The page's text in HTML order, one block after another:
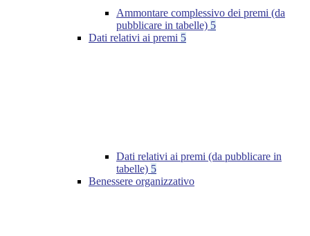
Ammontare complessivo dei premi (da
pubblicare in tabelle) 5
Dati relativi ai premi 5
Dati relativi ai premi (da pubblicare in
tabelle) 5
Benessere organizzativo